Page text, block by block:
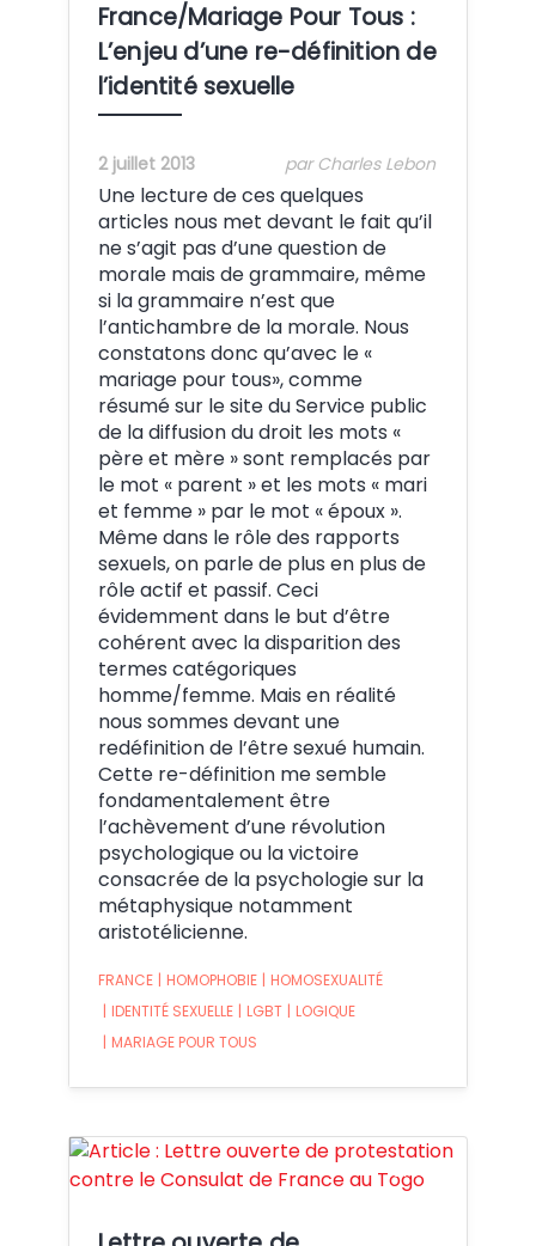
France/Mariage Pour Tous :
L’enjeu d’une re-définition de
l’identité sexuelle
2 juillet 2013 par Charles Lebon
Une lecture de ces quelques
articles nous met devant le fait qu’il
ne s’agit pas d’une question de
morale mais de grammaire, même
si la grammaire n’est que
l’antichambre de la morale. Nous
constatons donc qu’avec le «
mariage pour tous», comme
résumé sur le site du Service public
de la diffusion du droit les mots «
père et mère » sont remplacés par
le mot « parent » et les mots « mari
et femme » par le mot « époux ».
Même dans le rôle des rapports
sexuels, on parle de plus en plus de
rôle actif et passif. Ceci
évidemment dans le but d’être
cohérent avec la disparition des
termes catégoriques
homme/femme. Mais en réalité
nous sommes devant une
redéfinition de l’être sexué humain.
Cette re-définition me semble
fondamentalement être
l’achèvement d’une révolution
psychologique ou la victoire
consacrée de la psychologie sur la
métaphysique notamment
aristotélicienne.
FRANCE | HOMOPHOBIE | HOMOSEXUALITÉ
| IDENTITÉ SEXUELLE | LGBT | LOGIQUE
| MARIAGE POUR TOUS
Crédit: